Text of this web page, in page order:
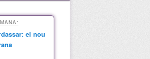
el nou